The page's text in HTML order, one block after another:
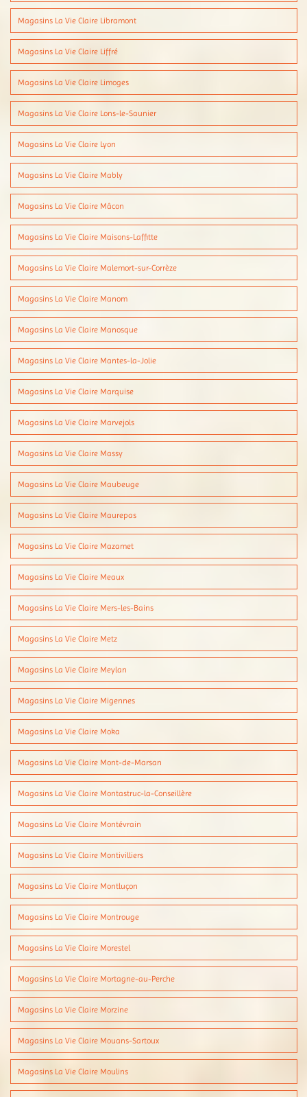
Magasins La Vie Claire Libramont
Magasins La Vie Claire Liffré
Magasins La Vie Claire Limoges
Magasins La Vie Claire Lons-le-Saunier
Magasins La Vie Claire Lyon
Magasins La Vie Claire Mably
Magasins La Vie Claire Mâcon
Magasins La Vie Claire Maisons-Laffitte
Magasins La Vie Claire Malemort-sur-Corrèze
Magasins La Vie Claire Manom
Magasins La Vie Claire Manosque
Magasins La Vie Claire Mantes-la-Jolie
Magasins La Vie Claire Marquise
Magasins La Vie Claire Marvejols
Magasins La Vie Claire Massy
Magasins La Vie Claire Maubeuge
Magasins La Vie Claire Maurepas
Magasins La Vie Claire Mazamet
Magasins La Vie Claire Meaux
Magasins La Vie Claire Mers-les-Bains
Magasins La Vie Claire Metz
Magasins La Vie Claire Meylan
Magasins La Vie Claire Migennes
Magasins La Vie Claire Moka
Magasins La Vie Claire Mont-de-Marsan
Magasins La Vie Claire Montastruc-la-Conseillère
Magasins La Vie Claire Montévrain
Magasins La Vie Claire Montivilliers
Magasins La Vie Claire Montluçon
Magasins La Vie Claire Montrouge
Magasins La Vie Claire Morestel
Magasins La Vie Claire Mortagne-au-Perche
Magasins La Vie Claire Morzine
Magasins La Vie Claire Mouans-Sartoux
Magasins La Vie Claire Moulins